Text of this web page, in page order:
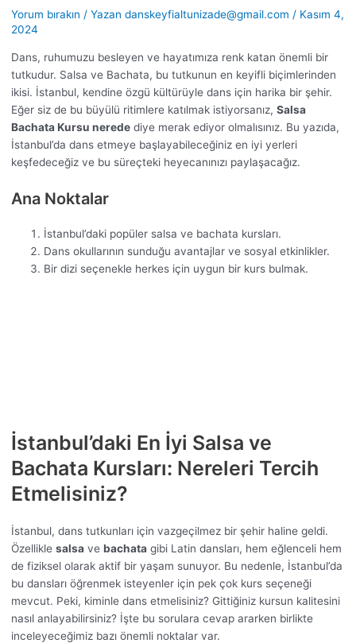
Yorum bırakın / Yazan danskeyfialtunizade@gmail.com / Kasım 4,
2024
Dans, ruhumuzu besleyen ve hayatımıza renk katan önemli bir
tutkudur. Salsa ve Bachata, bu tutkunun en keyifli biçimlerinden
ikisi. İstanbul, kendine özgü kültürüyle dans için harika bir şehir.
Eğer siz de bu büyülü ritimlere katılmak istiyorsanız, Salsa
Bachata Kursu neredediye merak ediyor olmalısınız. Bu yazıda,
İstanbul’da dans etmeye başlayabileceğiniz en iyi yerleri
keşfedeceğiz ve bu süreçteki heyecanınızı paylaşacağız.
Ana Noktalar
İstanbul’daki popüler salsa ve bachata kursları.
Dans okullarının sunduğu avantajlar ve sosyal etkinlikler.
Bir dizi seçenekle herkes için uygun bir kurs bulmak.
İstanbul’daki En İyi Salsa ve
Bachata Kursları: Nereleri Tercih
Etmelisiniz?
İstanbul, dans tutkunları için vazgeçilmez bir şehir haline geldi.
Özellikle salsave bachatagibi Latin dansları, hem eğlenceli hem
de fiziksel olarak aktif bir yaşam sunuyor. Bu nedenle, İstanbul’da
bu dansları öğrenmek isteyenler için pek çok kurs seçeneği
mevcut. Peki, kiminle dans etmelisiniz? Gittiğiniz kursun kalitesini
nasıl anlayabilirsiniz? İşte bu sorulara cevap ararken birlikte
inceleyeceğimiz bazı önemli noktalar var.